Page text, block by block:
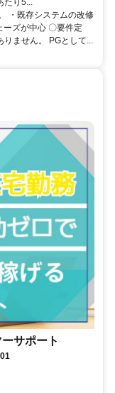
たり5...
・既存システムの改修
ーズが中心 〇要件定
りません。 PGとして...
サポート